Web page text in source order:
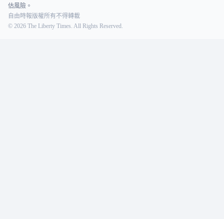
估風險。
自由時報版權所有不得轉載
© 2026 The Liberty Times. All Rights Reserved.